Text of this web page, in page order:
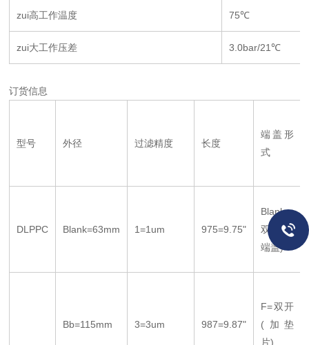
zui高工作温度 75℃
zui大工作压差 3.0bar/21℃
订货信息
型号 外径 过滤精度 长度
端盖形
式
DLPPC Blank=63mm 1=1um 975=9.75"
Blank=
双开(无
端盖)
Bb=115mm 3=3um 987=9.87"
F=双开
(加垫
片)